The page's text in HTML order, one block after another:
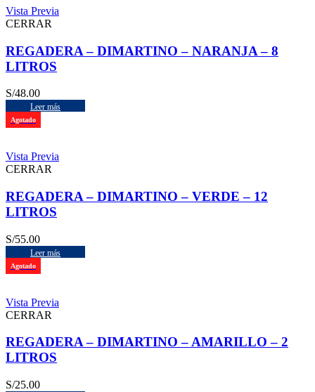
Vista Previa
CERRAR
REGADERA – DIMARTINO – NARANJA – 8
LITROS
S/48.00
Leer más
Agotado
Vista Previa
CERRAR
REGADERA – DIMARTINO – VERDE – 12
LITROS
S/55.00
Leer más
Agotado
Vista Previa
CERRAR
REGADERA – DIMARTINO – AMARILLO – 2
LITROS
S/25.00